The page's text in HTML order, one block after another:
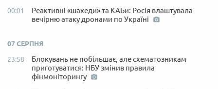
00:01
Реактивні «шахеди» та КАБи: Росія влаштувала
вечірню атаку дронами по Україні
07 СЕРПНЯ
23:58
Блокувань не побільшає, але схематозникам
приготуватися: НБУ змінив правила
фінмоніторингу